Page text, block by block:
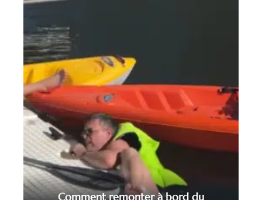
Comment remonter à bord du